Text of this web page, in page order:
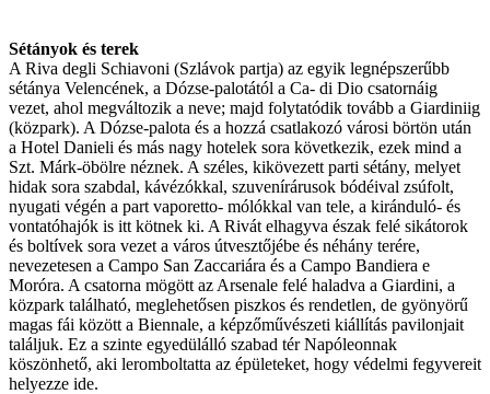
Sétányok és terek
A Riva degli Schiavoni (Szlávok partja) az egyik legnépszerűbb
sétánya Velencének, a Dózse-palotától a Ca- di Dio csatornáig
vezet, ahol megváltozik a neve; majd folytatódik tovább a Giardiniig
(közpark). A Dózse-palota és a hozzá csatlakozó városi börtön után
a Hotel Danieli és más nagy hotelek sora következik, ezek mind a
Szt. Márk-öbölre néznek. A széles, kikövezett parti sétány, melyet
hidak sora szabdal, kávézókkal, szuvenírárusok bódéival zsúfolt,
nyugati végén a part vaporetto- mólókkal van tele, a kiránduló- és
vontatóhajók is itt kötnek ki. A Rivát elhagyva észak felé sikátorok
és boltívek sora vezet a város útvesztőjébe és néhány terére,
nevezetesen a Campo San Zaccariára és a Campo Bandiera e
Moróra. A csatorna mögött az Arsenale felé haladva a Giardini, a
közpark található, meglehetősen piszkos és rendetlen, de gyönyörű
magas fái között a Biennale, a képzőművészeti kiállítás pavilonjait
találjuk. Ez a szinte egyedülálló szabad tér Napóleonnak
köszönhető, aki leromboltatta az épületeket, hogy védelmi fegyvereit
helyezze ide.